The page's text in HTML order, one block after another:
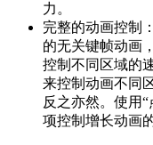
力。
完整的动画控制
的无关键帧动画
控制不同区域的
来控制动画不同
反之亦然。使用
项控制增长动画